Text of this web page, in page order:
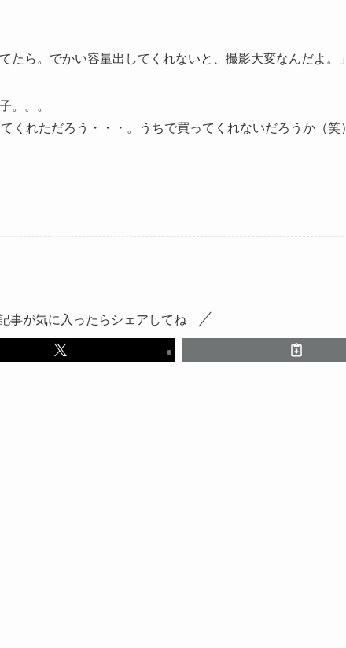
たら。でかい容量出してくれないと、撮影大変なんだよ。」
。。。
くれただろう・・・。うちで買ってくれないだろうか（笑）
事が気に入ったらシェアしてね